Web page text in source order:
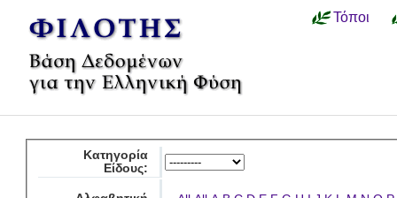
Τόποι
Κατηγορία
Είδους: